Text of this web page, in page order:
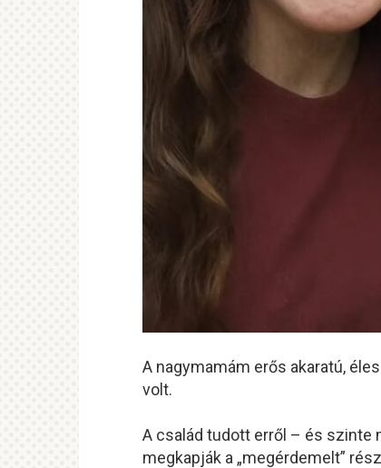
A nagymamám erős akaratú,
volt.
A család tudott erről – és szinte
megkapják a „megérdemelt”